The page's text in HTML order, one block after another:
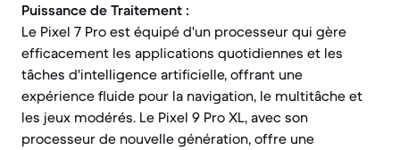
Puissance de Traitement :
Le Pixel 7 Pro est équipé d'un processeur qui gère
efficacement les applications quotidiennes et les
tâches d'intelligence artificielle, offrant une
expérience fluide pour la navigation, le multitâche et
les jeux modérés. Le Pixel 9 Pro XL, avec son
processeur de nouvelle génération, offre une